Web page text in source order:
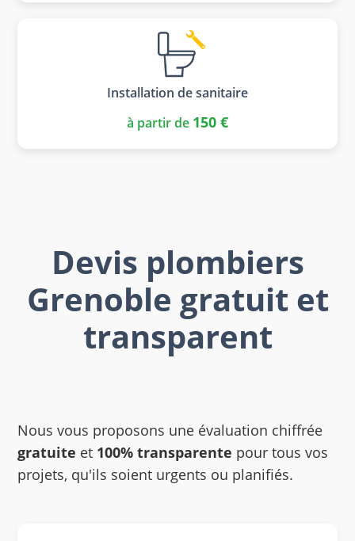
Installation de sanitaire
à partir de 150 €
Devis plombiers
Grenoble gratuit et
transparent
Nous vous proposons une évaluation chiffrée
gratuite et 100% transparente pour tous vos
projets, qu'ils soient urgents ou planifiés.